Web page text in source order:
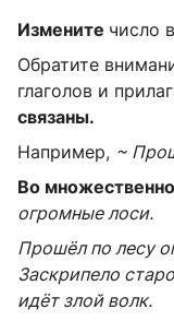
Измените число
Обратите
глаголов и
связаны.
Например, ~
Во
огромные лоси.
Прошёл по лесу
Заскрипело
идёт злой волк.